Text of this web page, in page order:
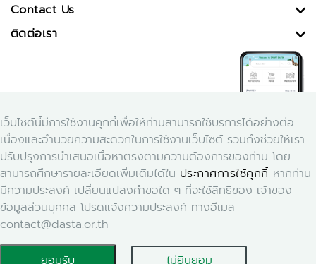
เว็บไซต์นี้มีการใช้งานคุกกี้เพื่อให้ท่านสามารถใช้บริการได้อย่างต่อ
เนื่องและอำนวยความสะดวกในการใช้งานเว็บไซต์ รวมถึงช่วยให้เรา
ปรับปรุงการนำเสนอเนื้อหาตรงตามความต้องการของท่าน โดย
สามารถศึกษารายละเอียดเพิ่มเติมได้ใน ประกาศการใช้คุกกี้ หากท่าน
มีความประสงค์ เปลี่ยนแปลงคำขอใด ๆ ที่จะใช้สิทธิของ เจ้าของ
ข้อมูลส่วนบุคคล โปรดแจ้งความประสงค์ ทางอีเมล
contact@dasta.or.th
ยอมรับ ไม่ยินยอม
Contact Us
ติดต่อเรา
Download Application Smart Dasta